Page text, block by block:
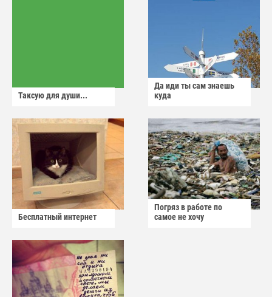
Таксую для души...
Да иди ты сам знаешь
куда
Бесплатный интернет
Погряз в работе по
самое не хочу